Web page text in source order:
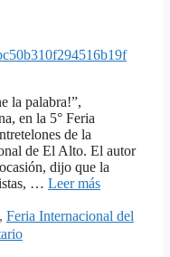
la palabra!”,
en la 5° Feria
de la
de El Alto. El autor
dijo que la
… Leer más
, Feria Internacional del